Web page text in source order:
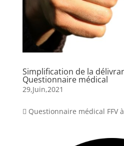
Simplification de la
Questionnaire médical
29,Juin,2021
 Questionnaire médical FFV